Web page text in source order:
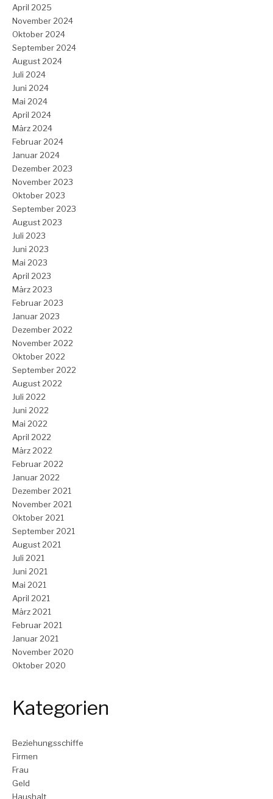
April 2025
November 2024
Oktober 2024
September 2024
August 2024
Juli 2024
Juni 2024
Mai 2024
April 2024
März 2024
Februar 2024
Januar 2024
Dezember 2023
November 2023
Oktober 2023
September 2023
August 2023
Juli 2023
Juni 2023
Mai 2023
April 2023
März 2023
Februar 2023
Januar 2023
Dezember 2022
November 2022
Oktober 2022
September 2022
August 2022
Juli 2022
Juni 2022
Mai 2022
April 2022
März 2022
Februar 2022
Januar 2022
Dezember 2021
November 2021
Oktober 2021
September 2021
August 2021
Juli 2021
Juni 2021
Mai 2021
April 2021
März 2021
Februar 2021
Januar 2021
November 2020
Oktober 2020
Kategorien
Beziehungsschiffe
Firmen
Frau
Geld
Haushalt